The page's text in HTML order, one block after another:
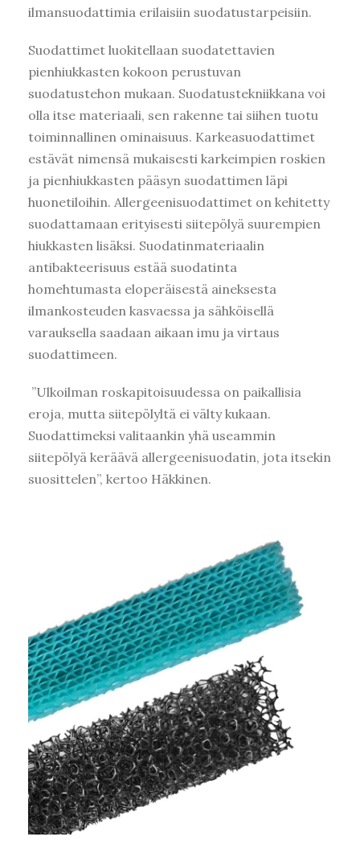
ilmansuodattimia erilaisiin suodatustarpeisiin.
Suodattimet luokitellaan suodatettavien
pienhiukkasten kokoon perustuvan
suodatustehon mukaan. Suodatustekniikkana voi
olla itse materiaali, sen rakenne tai siihen tuotu
toiminnallinen ominaisuus. Karkeasuodattimet
estävät nimensä mukaisesti karkeimpien roskien
ja pienhiukkasten pääsyn suodattimen läpi
huonetiloihin. Allergeenisuodattimet on kehitetty
suodattamaan erityisesti siitepölyä suurempien
hiukkasten lisäksi. Suodatinmateriaalin
antibakteerisuus estää suodatinta
homehtumasta eloperäisestä aineksesta
ilmankosteuden kasvaessa ja sähköisellä
varauksella saadaan aikaan imu ja virtaus
suodattimeen.
”Ulkoilman roskapitoisuudessa on paikallisia
eroja, mutta siitepölyltä ei välty kukaan.
Suodattimeksi valitaankin yhä useammin
siitepölyä keräävä allergeenisuodatin, jota itsekin
suosittelen”, kertoo Häkkinen.